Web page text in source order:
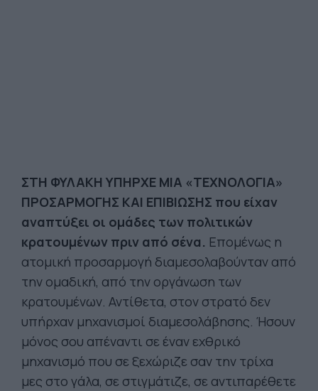
ΣΤΗ ΦΥΛΑΚΗ ΥΠΗΡΧΕ ΜΙΑ «ΤΕΧΝΟΛΟΓΙΑ»
ΠΡΟΣΑΡΜΟΓΗΣ ΚΑΙ ΕΠΙΒΙΩΣΗΣ που είχαν
αναπτύξει οι ομάδες των πολιτικών
κρατουμένων πριν από σένα. Επομένως η
ατομική προσαρμογή διαμεσολαβούνταν από
την ομαδική, από την οργάνωση των
κρατουμένων. Αντίθετα, στον στρατό δεν
υπήρχαν μηχανισμοί διαμεσολάβησης. Ήσουν
μόνος σου απέναντι σε έναν εχθρικό
μηχανισμό που σε ξεχώριζε σαν την τρίχα
μες στο γάλα, σε στιγμάτιζε, σε αντιπαρέθετε